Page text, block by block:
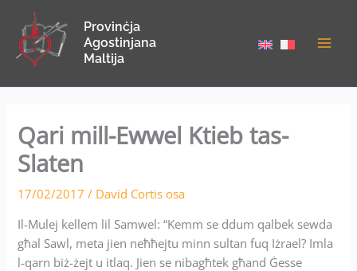
content
Provinċja
Agostinjana
Maltija
Qari mill-Ewwel Ktieb tas-
Slaten
17/02/2017/ David Cortis osa
Il-Mulej kellem lil Samwel: “Kemm se ddum qalbek sewda
għal Sawl, meta jien neħħejtu minn sultan fuq Iżrael? Imla
l-qarn biż-żejt u itlaq. Jien se nibagħtek għand Ġesse